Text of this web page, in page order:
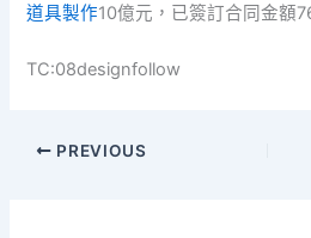
道具製作10億元，已簽訂合同金額
TC:08designfollow
PREVIOUS